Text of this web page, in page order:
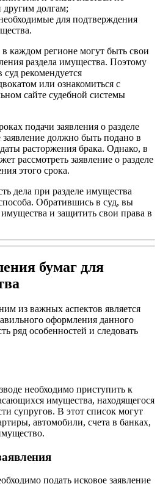
другим долгам;
для подтверждения
в каждом регионе могут быть свои
раздела имущества. Поэтому
суд рекомендуется
или ознакомиться с
сайте судебной системы
подачи заявления о разделе
должно быть подано в
расторжения брака. Однако, в
рассмотреть заявление о разделе
этого срока.
дела при разделе имущества
Обратившись в суд, вы
и защитить свои права в
бумаг для
из важных аспектов является
оформления данного
ряд особенностей и следовать
необходимо приступить к
имущества, находящегося
супругов. В этот список могут
автомобили, счета в банках,
подать исковое заявление